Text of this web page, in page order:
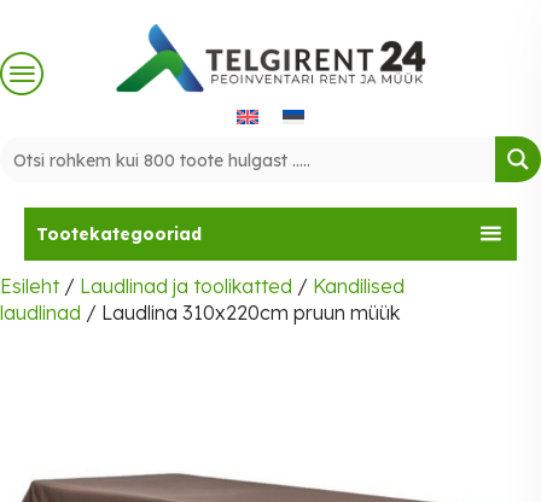
content
Tootekategooriad
Esileht/ Laudlinad ja toolikatted / Kandilised
laudlinad / Laudlina 310x220cm pruun müük